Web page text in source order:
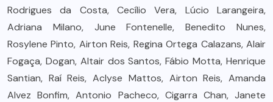
Rodrigues da Costa, Cecílio Vera, Lúcio Larangeira,
Adriana Milano, June Fontenelle, Benedito Nunes,
Rosylene Pinto, Airton Reis, Regina Ortega Calazans, Alair
Fogaça, Dogan, Altair dos Santos, Fábio Motta, Henrique
Santian, Raí Reis, Aclyse Mattos, Airton Reis, Amanda
Alvez Bonfim, Antonio Pacheco, Cigarra Chan, Janete